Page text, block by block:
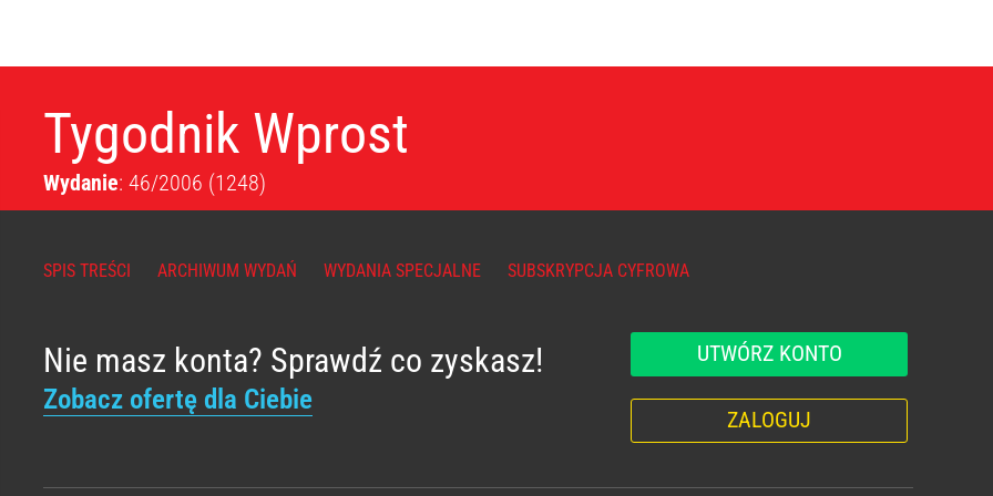
Tygodnik Wprost
Wydanie: 46/2006 (1248)
SPIS TREŚCI ARCHIWUM WYDAŃ WYDANIA SPECJALNE SUBSKRYPCJA CYFROWA
Nie masz konta? Sprawdź co zyskasz!
Zobacz ofertę dla Ciebie
UTWÓRZ KONTO
ZALOGUJ